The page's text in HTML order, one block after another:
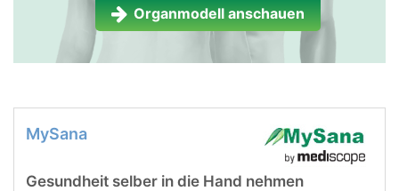
Organmodell anschauen
MySana
Gesundheit selber in die Hand nehmen